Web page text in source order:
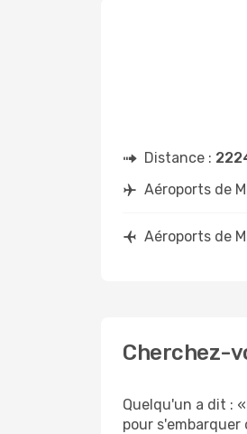
Distance :
Aéroports de
Aéroports de
Cherchez-
Quelqu'un a dit :
pour